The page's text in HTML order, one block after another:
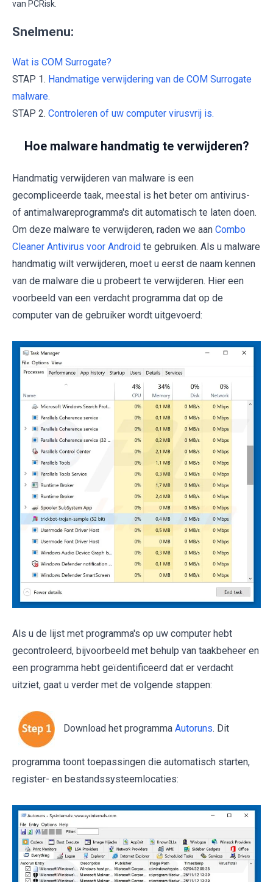
van PCRisk.
Snelmenu:
Wat is COM Surrogate?
STAP 1. Handmatige verwijdering van de COM Surrogate
malware.
STAP 2. Controleren of uw computer virusvrij is.
Hoe malware handmatig te verwijderen?
Handmatig verwijderen van malware is een
gecompliceerde taak, meestal is het beter om antivirus-
of antimalwareprogramma's dit automatisch te laten doen.
Om deze malware te verwijderen, raden we aan Combo
Cleaner Antivirus voor Android te gebruiken. Als u malware
handmatig wilt verwijderen, moet u eerst de naam kennen
van de malware die u probeert te verwijderen. Hier een
voorbeeld van een verdacht programma dat op de
computer van de gebruiker wordt uitgevoerd:
Als u de lijst met programma's op uw computer hebt
gecontroleerd, bijvoorbeeld met behulp van taakbeheer en
een programma hebt geïdentificeerd dat er verdacht
uitziet, gaat u verder met de volgende stappen:
Download het programma Autoruns. Dit
programma toont toepassingen die automatisch starten,
register- en bestandssysteemlocaties: